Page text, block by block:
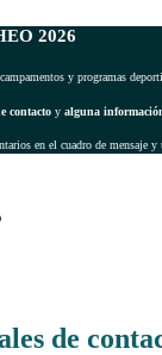
2026
y programas
contacto y alguna
en el cuadro de mensaje
de